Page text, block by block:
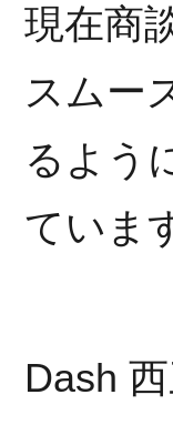
現在商
スムー
るよう
ていま
Dash